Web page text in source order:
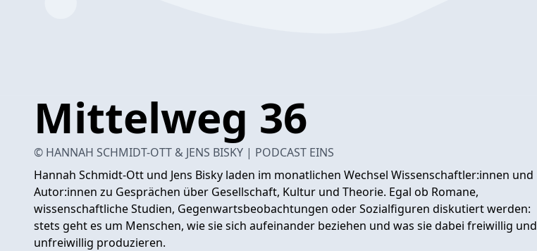
Mittelweg 36
© HANNAH SCHMIDT-OTT & JENS BISKY | PODCAST EINS
Hannah Schmidt-Ott und Jens Bisky laden im monatlichen Wechsel Wissenschaftler:innen und
Autor:innen zu Gesprächen über Gesellschaft, Kultur und Theorie. Egal ob Romane,
wissenschaftliche Studien, Gegenwartsbeobachtungen oder Sozialfiguren diskutiert werden:
stets geht es um Menschen, wie sie sich aufeinander beziehen und was sie dabei freiwillig und
unfreiwillig produzieren.